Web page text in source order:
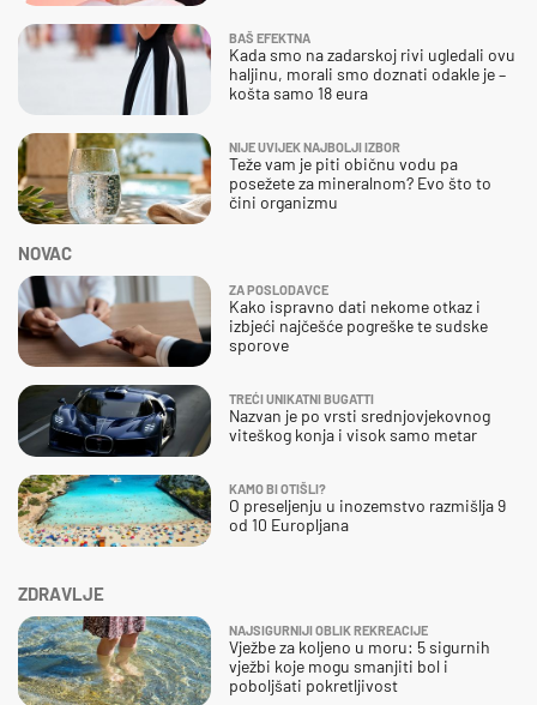
ZDRAVLJE
NAJSIGURNIJI OBLIK REKREACIJE
Vježbe za koljeno u moru: 5 sigurnih
vježbi koje mogu smanjiti bol i
poboljšati pokretljivost
NOVAC
ZA POSLODAVCE
Kako ispravno dati nekome otkaz i
izbjeći najčešće pogreške te sudske
sporove
TREĆI UNIKATNI BUGATTI
Nazvan je po vrsti srednjovjekovnog
viteškog konja i visok samo metar
KAMO BI OTIŠLI?
O preseljenju u inozemstvo razmišlja 9
od 10 Europljana
BAŠ EFEKTNA
Kada smo na zadarskoj rivi ugledali ovu
haljinu, morali smo doznati odakle je –
košta samo 18 eura
NIJE UVIJEK NAJBOLJI IZBOR
Teže vam je piti običnu vodu pa
posežete za mineralnom? Evo što to
čini organizmu